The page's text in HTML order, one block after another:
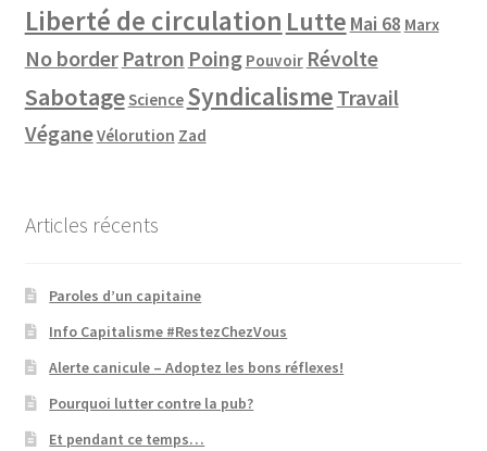
Liberté de circulation Lutte Mai 68 Marx
No border Patron Poing Pouvoir Révolte
SabotageScience Syndicalisme Travail
VéganeVélorution Zad
Articles récents
Paroles d’un capitaine
Info Capitalisme #RestezChezVous
Alerte canicule – Adoptez les bons réflexes!
Pourquoi lutter contre la pub?
Et pendant ce temps…